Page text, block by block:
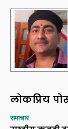
लोकप्रिय
समाचार